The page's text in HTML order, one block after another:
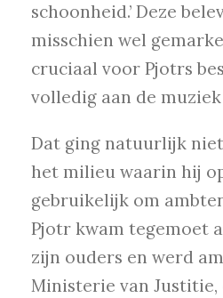
schoonheid.’ Deze
misschien wel
cruciaal voor Pjotrs
volledig aan de
Dat ging natuurlijk
het milieu waarin hij
gebruikelijk om
Pjotr kwam tegemoet
zijn ouders en werd
Ministerie van